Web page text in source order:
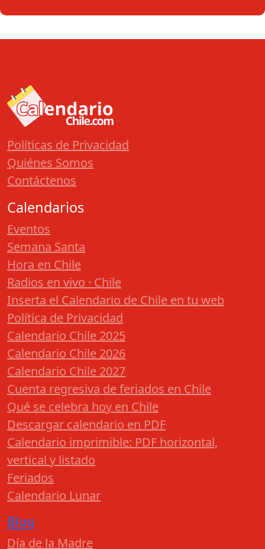
Políticas de Privacidad
Quiénes Somos
Contáctenos
Calendarios
Eventos
Semana Santa
Hora en Chile
Radios en vivo · Chile
Inserta el Calendario de Chile en tu web
Política de Privacidad
Calendario Chile 2025
Calendario Chile 2026
Calendario Chile 2027
Cuenta regresiva de feriados en Chile
Qué se celebra hoy en Chile
Descargar calendario en PDF
Calendario imprimible: PDF horizontal,
vertical y listado
Feriados
Calendario Lunar
Blog
Día de la Madre